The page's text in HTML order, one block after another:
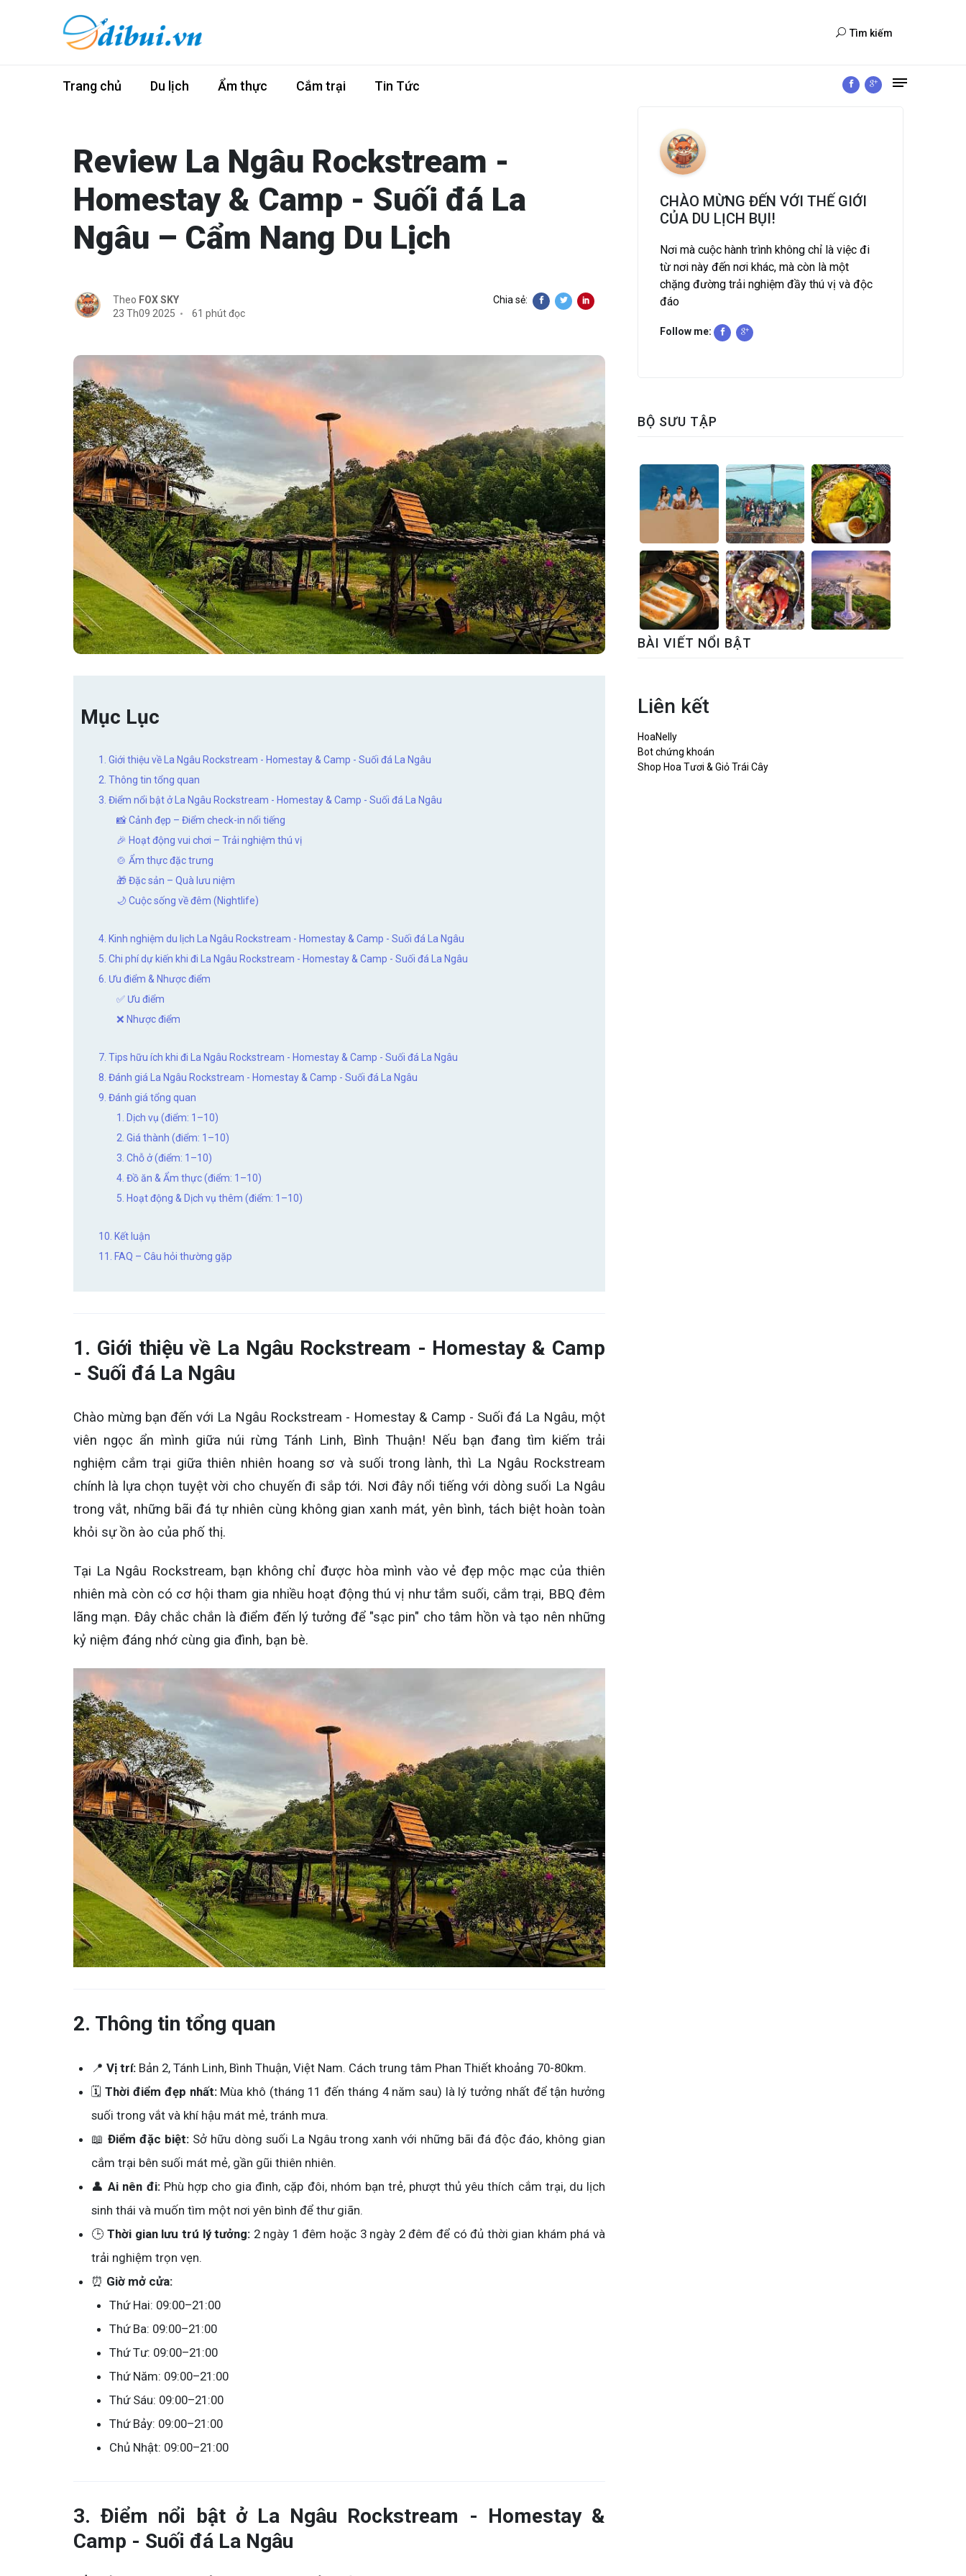
Tìm kiếm
Trang chủ Du lịch Ẩm thực Cắm trại Tin Tức
Review La Ngâu Rockstream -
Homestay & Camp - Suối đá La
Ngâu – Cẩm Nang Du Lịch
Theo FOX SKY
23 Th09 2025
61 phút đọc
Chia sẻ:
Mục Lục
1. Giới thiệu về La Ngâu Rockstream - Homestay & Camp - Suối đá La Ngâu
2. Thông tin tổng quan
3. Điểm nổi bật ở La Ngâu Rockstream - Homestay & Camp - Suối đá La Ngâu
📸 Cảnh đẹp – Điểm check-in nổi tiếng
🎉 Hoạt động vui chơi – Trải nghiệm thú vị
🍲 Ẩm thực đặc trưng
🎁 Đặc sản – Quà lưu niệm
🌙 Cuộc sống về đêm (Nightlife)
4. Kinh nghiệm du lịch La Ngâu Rockstream - Homestay & Camp - Suối đá La Ngâu
5. Chi phí dự kiến khi đi La Ngâu Rockstream - Homestay & Camp - Suối đá La Ngâu
6. Ưu điểm & Nhược điểm
✅ Ưu điểm
❌ Nhược điểm
7. Tips hữu ích khi đi La Ngâu Rockstream - Homestay & Camp - Suối đá La Ngâu
8. Đánh giá La Ngâu Rockstream - Homestay & Camp - Suối đá La Ngâu
9. Đánh giá tổng quan
1. Dịch vụ (điểm: 1–10)
2. Giá thành (điểm: 1–10)
3. Chỗ ở (điểm: 1–10)
4. Đồ ăn & Ẩm thực (điểm: 1–10)
5. Hoạt động & Dịch vụ thêm (điểm: 1–10)
10. Kết luận
11. FAQ – Câu hỏi thường gặp
1. Giới thiệu về La Ngâu Rockstream - Homestay & Camp
- Suối đá La Ngâu
Chào mừng bạn đến với La Ngâu Rockstream - Homestay & Camp - Suối đá La Ngâu, một
viên ngọc ẩn mình giữa núi rừng Tánh Linh, Bình Thuận! Nếu bạn đang tìm kiếm trải
nghiệm cắm trại giữa thiên nhiên hoang sơ và suối trong lành, thì La Ngâu Rockstream
chính là lựa chọn tuyệt vời cho chuyến đi sắp tới. Nơi đây nổi tiếng với dòng suối La Ngâu
trong vắt, những bãi đá tự nhiên cùng không gian xanh mát, yên bình, tách biệt hoàn toàn
khỏi sự ồn ào của phố thị.
Tại La Ngâu Rockstream, bạn không chỉ được hòa mình vào vẻ đẹp mộc mạc của thiên
nhiên mà còn có cơ hội tham gia nhiều hoạt động thú vị như tắm suối, cắm trại, BBQ đêm
lãng mạn. Đây chắc chắn là điểm đến lý tưởng để "sạc pin" cho tâm hồn và tạo nên những
kỷ niệm đáng nhớ cùng gia đình, bạn bè.
2. Thông tin tổng quan
📍 Vị trí: Bản 2, Tánh Linh, Bình Thuận, Việt Nam. Cách trung tâm Phan Thiết khoảng 70-80km.
🗓️Thời điểm đẹp nhất:Mùa khô (tháng 11 đến tháng 4 năm sau) là lý tưởng nhất để tận hưởng
suối trong vắt và khí hậu mát mẻ, tránh mưa.
📖 Điểm đặc biệt:Sở hữu dòng suối La Ngâu trong xanh với những bãi đá độc đáo, không gian
cắm trại bên suối mát mẻ, gần gũi thiên nhiên.
👤Ai nên đi:Phù hợp cho gia đình, cặp đôi, nhóm bạn trẻ, phượt thủ yêu thích cắm trại, du lịch
sinh thái và muốn tìm một nơi yên bình để thư giãn.
🕒Thời gian lưu trú lý tưởng: 2 ngày 1 đêm hoặc 3 ngày 2 đêm để có đủ thời gian khám phá và
trải nghiệm trọn vẹn.
⏰ Giờ mở cửa:
Thứ Hai: 09:00–21:00
Thứ Ba: 09:00–21:00
Thứ Tư: 09:00–21:00
Thứ Năm: 09:00–21:00
Thứ Sáu: 09:00–21:00
Thứ Bảy: 09:00–21:00
Chủ Nhật: 09:00–21:00
3. Điểm nổi bật ở La Ngâu Rockstream - Homestay &
Camp - Suối đá La Ngâu
CHÀO MỪNG ĐẾN VỚI THẾ GIỚI
CỦA DU LỊCH BỤI!
Nơi mà cuộc hành trình không chỉ là việc đi
từ nơi này đến nơi khác, mà còn là một
chặng đường trải nghiệm đầy thú vị và độc
đáo
Follow me:
BỘ SƯU TẬP
BÀI VIẾT NỔI BẬT
Liên kết
HoaNelly
Bot chứng khoán
Shop Hoa Tươi & Giỏ Trái Cây